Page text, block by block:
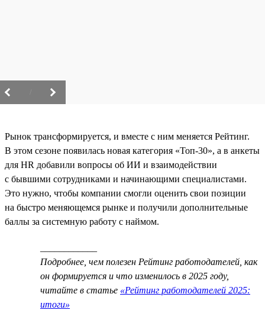
Рынок трансформируется, и вместе с ним меняется Рейтинг.
В этом сезоне появилась новая категория «Топ-30», а в анкеты
для HR добавили вопросы об ИИ и взаимодействии
с бывшими сотрудниками и начинающими специалистами.
Это нужно, чтобы компании смогли оценить свои позиции
на быстро меняющемся рынке и получили дополнительные
баллы за системную работу с наймом.
Подробнее, чем полезен Рейтинг работодателей, как
он формируется и что изменилось в 2025 году,
читайте в статье «Рейтинг работодателей 2025:
итоги»